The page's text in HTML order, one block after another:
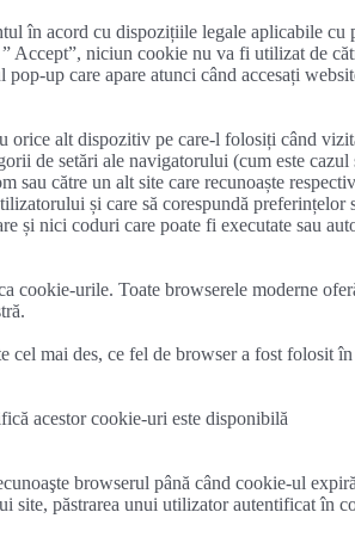
în acord cu dispozițiile legale aplicabile cu
Accept”, niciun cookie nu va fi utilizat de
up care apare atunci când accesați
alt dispozitiv pe care-l folosiți când
de setări ale navigatorului (cum este
sau către un alt site care recunoaște
și care să corespundă preferințelor
și nici coduri care poate fi executate sau
cookie-urile. Toate browserele moderne
mai des, ce fel de browser a fost folosit în
acestor cookie-uri este disponibilă
browserul până când cookie-ul
site, păstrarea unui utilizator autentificat în